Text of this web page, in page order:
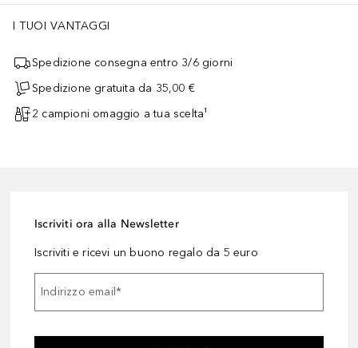
I TUOI VANTAGGI
Spedizione consegna entro 3/6 giorni
Spedizione gratuita da 35,00 €
2 campioni omaggio a tua scelta¹
Iscriviti ora alla Newsletter
Iscriviti e ricevi un buono regalo da 5 euro
Indirizzo email*